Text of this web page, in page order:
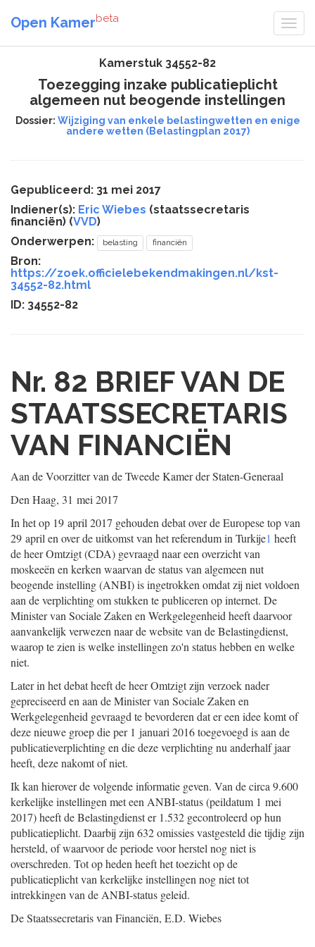
Open Kamerbeta
Kamerstuk 34552-82
Toezegging inzake publicatieplicht
algemeen nut beogende instellingen
Dossier: Wijziging van enkele belastingwetten en enige
andere wetten (Belastingplan 2017)
Gepubliceerd: 31 mei 2017
Indiener(s): Eric Wiebes (staatssecretaris
financiën) (VVD)
Onderwerpen:
belasting financiën
Bron:
https://zoek.officielebekendmakingen.nl/kst-
34552-82.html
ID: 34552-82
Nr. 82 BRIEF VAN DE
STAATSSECRETARIS
VAN FINANCIËN
Aan de Voorzitter van de Tweede Kamer der Staten-Generaal
Den Haag, 31 mei 2017
In het op 19 april 2017 gehouden debat over de Europese top van
29 april en over de uitkomst van het referendum in Turkije1 heeft
de heer Omtzigt (CDA) gevraagd naar een overzicht van
moskeeën en kerken waarvan de status van algemeen nut
beogende instelling (ANBI) is ingetrokken omdat zij niet voldoen
aan de verplichting om stukken te publiceren op internet. De
Minister van Sociale Zaken en Werkgelegenheid heeft daarvoor
aanvankelijk verwezen naar de website van de Belastingdienst,
waarop te zien is welke instellingen zo'n status hebben en welke
niet.
Later in het debat heeft de heer Omtzigt zijn verzoek nader
gepreciseerd en aan de Minister van Sociale Zaken en
Werkgelegenheid gevraagd te bevorderen dat er een idee komt of
deze nieuwe groep die per 1 januari 2016 toegevoegd is aan de
publicatieverplichting en die deze verplichting nu anderhalf jaar
heeft, deze nakomt of niet.
Ik kan hierover de volgende informatie geven. Van de circa 9.600
kerkelijke instellingen met een ANBI-status (peildatum 1 mei
2017) heeft de Belastingdienst er 1.532 gecontroleerd op hun
publicatieplicht. Daarbij zijn 632 omissies vastgesteld die tijdig zijn
hersteld, of waarvoor de periode voor herstel nog niet is
overschreden. Tot op heden heeft het toezicht op de
publicatieplicht van kerkelijke instellingen nog niet tot
intrekkingen van de ANBI-status geleid.
De Staatssecretaris van Financiën, E.D. Wiebes